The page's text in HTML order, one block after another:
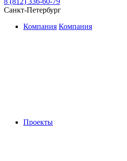
Санкт-Петербург
Компания Компания
Проекты